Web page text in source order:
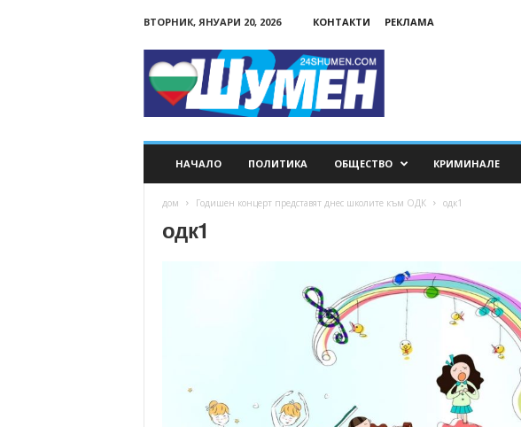
ВТОРНИК, ЯНУАРИ 20, 2026 КОНТАКТИ РЕКЛАМА
НАЧАЛО ПОЛИТИКА ОБЩЕСТВО КРИМИНАЛЕ
дом Годишен концерт представят днес школите към ОДК одк1
одк1